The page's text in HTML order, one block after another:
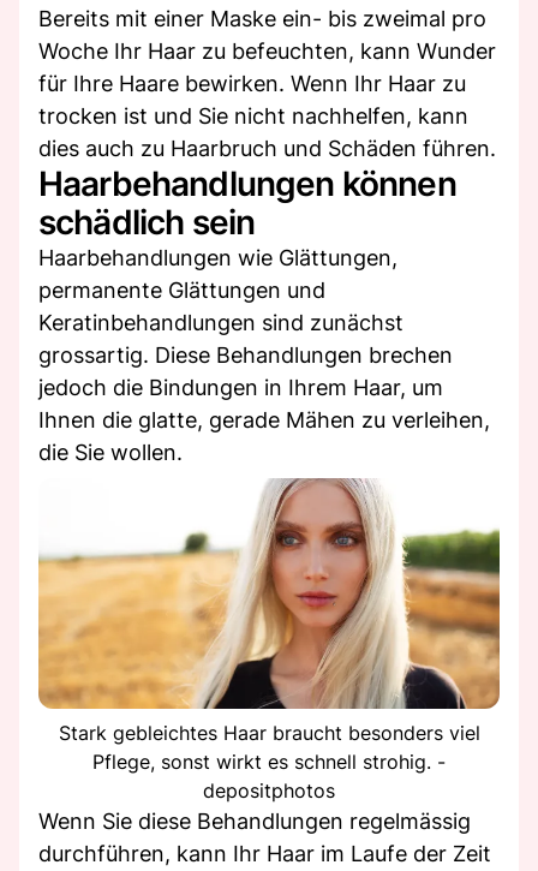
Bereits mit einer Maske ein- bis zweimal pro
Woche Ihr Haar zu befeuchten, kann Wunder
für Ihre Haare bewirken. Wenn Ihr Haar zu
trocken ist und Sie nicht nachhelfen, kann
dies auch zu Haarbruch und Schäden führen.
Haarbehandlungen können
schädlich sein
Haarbehandlungen wie Glättungen,
permanente Glättungen und
Keratinbehandlungen sind zunächst
grossartig. Diese Behandlungen brechen
jedoch die Bindungen in Ihrem Haar, um
Ihnen die glatte, gerade Mähen zu verleihen,
die Sie wollen.
Stark gebleichtes Haar braucht besonders viel
Pflege, sonst wirkt es schnell strohig. -
depositphotos
Wenn Sie diese Behandlungen regelmässig
durchführen, kann Ihr Haar im Laufe der Zeit